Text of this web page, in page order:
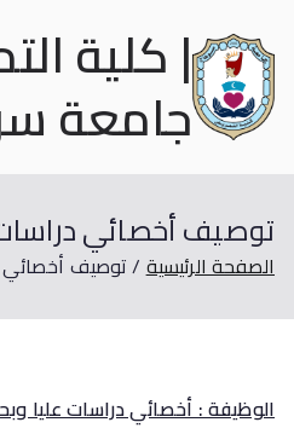
| كلية
جامعة
توصيف أخصائي
الصفحة الرئيسية توصيف أخصائي
الوظيفة : أخصائي دراسات عليا